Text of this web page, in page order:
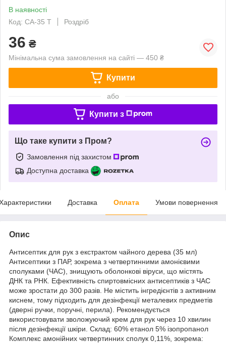
В наявності
Код: CA-35 T
Роздріб
36 ₴
Мінімальна сума замовлення на сайті — 450 ₴
Купити
або
Купити з
Що таке купити з Пром?
Замовлення під захистом
Доступна доставка
Доставка Оплата Умови повернення
Опис
Антисептик для рук з екстрактом чайного дерева (35 мл)
Антисептики з ПАР, зокрема з четвертинними амонієвими
сполуками (ЧАС), знищують оболонкові віруси, що містять
ДНК та РНК. Ефективність спиртовмісних антисептиків з ЧАС
може зростати до 300 разів. Не містить інгредієнтів з активним
киснем, тому підходить для дезінфекції металевих предметів
(дверні ручки, поручні, перила). Рекомендується
використовувати зволожуючий крем для рук через 10 хвилин
після дезінфекції шкіри. Склад: 60% етанол 5% ізопропанол
Комплекс амонійних четвертинних сполук 0,11%, зокрема: